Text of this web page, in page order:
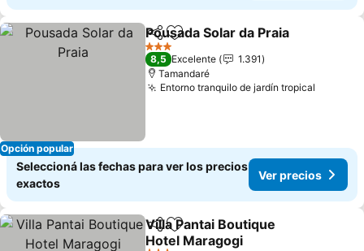
Opción popular
CompartirAñadir a favoritos
Pousada Solar da Praia
3 Estrellas
8,5 Excelente
1.391
Tamandaré
Entorno tranquilo de jardín tropical
Seleccioná las fechas para ver los precios
exactos
Ver precios
CompartirAñadir a favoritos
Villa Pantai Boutique
Hotel Maragogi